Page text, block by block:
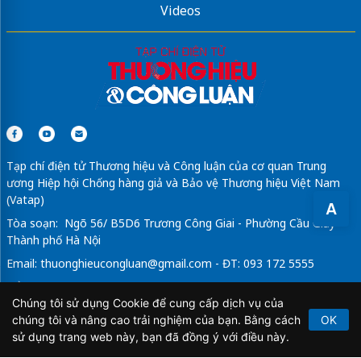
A
Videos
Tạp chí điện tử Thương hiệu và Công luận của cơ quan Trung
ương Hiệp hội Chống hàng giả và Bảo vệ Thương hiệu Việt Nam
(Vatap)
Tòa soạn: Ngõ 56/ B5D6 Trương Công Giai - Phường Cầu Giấy -
Thành phố Hà Nội
Email: thuonghieucongluan@gmail.com - ĐT: 093 172 5555
Tổng Biên Tập: Vũ Đức Thuận
Giấy phép hoạt động báo chí điện tử số 64/GP-BTTTT do Bộ
Thông tin và Truyền thông cấp ngày 21/2/2020.
Chúng tôi sử dụng Cookie để cung cấp dịch vụ của
chúng tôi và nâng cao trải nghiệm của bạn. Bằng cách
sử dụng trang web này, bạn đã đồng ý với điều này.
OK